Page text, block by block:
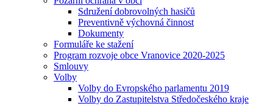
Sdružení dobrovolných hasičů
Preventivně výchovná činnost
Dokumenty
Formuláře ke stažení
Program rozvoje obce Vranovice 2020-2025
Smlouvy
Volby
Volby do Evropského parlamentu 2019
Volby do Zastupitelstva Středočeského kraje